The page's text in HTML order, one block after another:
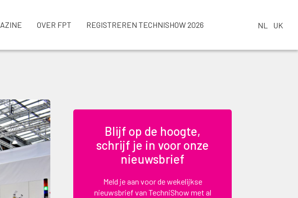
OVER FPT REGISTREREN TECHNISHOW 2026 NL UK
Blijf op de hoogte,
schrijf je in voor onze
nieuwsbrief
Meld je aan voor de wekelijkse
nieuwsbrief van TechniShow met al